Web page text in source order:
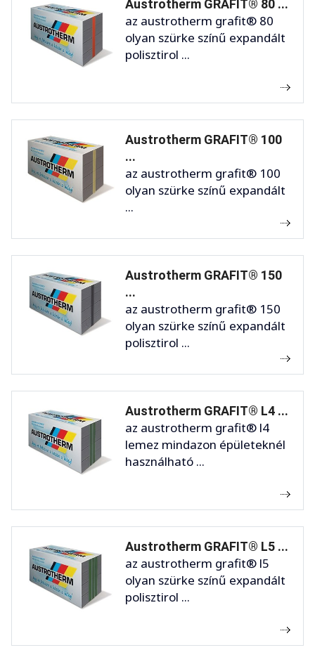
Austrotherm GRAFIT® 80 ...
az austrotherm grafit® 80
olyan szürke színű expandált
polisztirol ...
Austrotherm GRAFIT® 100
...
az austrotherm grafit® 100
olyan szürke színű expandált
...
Austrotherm GRAFIT® 150
...
az austrotherm grafit® 150
olyan szürke színű expandált
polisztirol ...
Austrotherm GRAFIT® L4 ...
az austrotherm grafit® l4
lemez mindazon épületeknél
használható ...
Austrotherm GRAFIT® L5 ...
az austrotherm grafit® l5
olyan szürke színű expandált
polisztirol ...